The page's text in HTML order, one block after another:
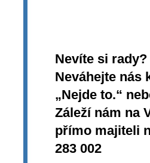
Nevíte si
Neváhejte nás
„Nejde to.“
Záleží nám na
přímo majiteli
283 002